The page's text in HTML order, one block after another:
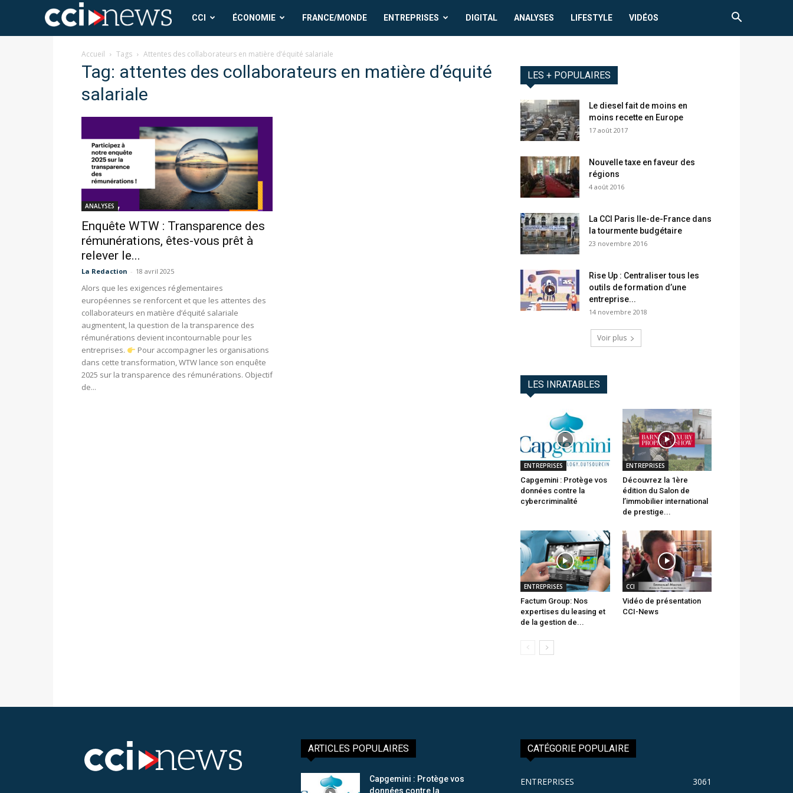
CCI
News
CCI ÉCONOMIE FRANCE/MONDE ENTREPRISES DIGITAL ANALYSES LIFESTYLE VIDÉOS
Accueil Tags Attentes des collaborateurs en matière d’équité salariale
Tag: attentes des collaborateurs en matière d’équité
salariale
ANALYSES
Enquête WTW : Transparence des
rémunérations, êtes-vous prêt à
relever le...
La Redaction - 18 avril 2025
Alors que les exigences réglementaires
européennes se renforcent et que les attentes des
collaborateurs en matière d’équité salariale
augmentent, la question de la transparence des
rémunérations devient incontournable pour les
entreprises.
Pour accompagner les organisations
dans cette transformation, WTW lance son enquête
2025 sur la transparence des rémunérations. Objectif
de...
LES + POPULAIRES
Le diesel fait de moins en
moins recette en Europe
17 août 2017
Nouvelle taxe en faveur des
régions
4 août 2016
La CCI Paris Ile-de-France dans
la tourmente budgétaire
23 novembre 2016
Rise Up : Centraliser tous les
outils de formation d’une
entreprise...
14 novembre 2018
Voir plus
LES INRATABLES
ENTREPRISES
Capgemini : Protège vos
données contre la
cybercriminalité
ENTREPRISES
Découvrez la 1ère
édition du Salon de
l’immobilier international
de prestige...
ENTREPRISES
Factum Group: Nos
expertises du leasing et
de la gestion de...
CCI
Vidéo de présentation
CCI-News
ARTICLES POPULAIRES
Capgemini : Protège vos
données contre la
CATÉGORIE POPULAIRE
ENTREPRISES 3061